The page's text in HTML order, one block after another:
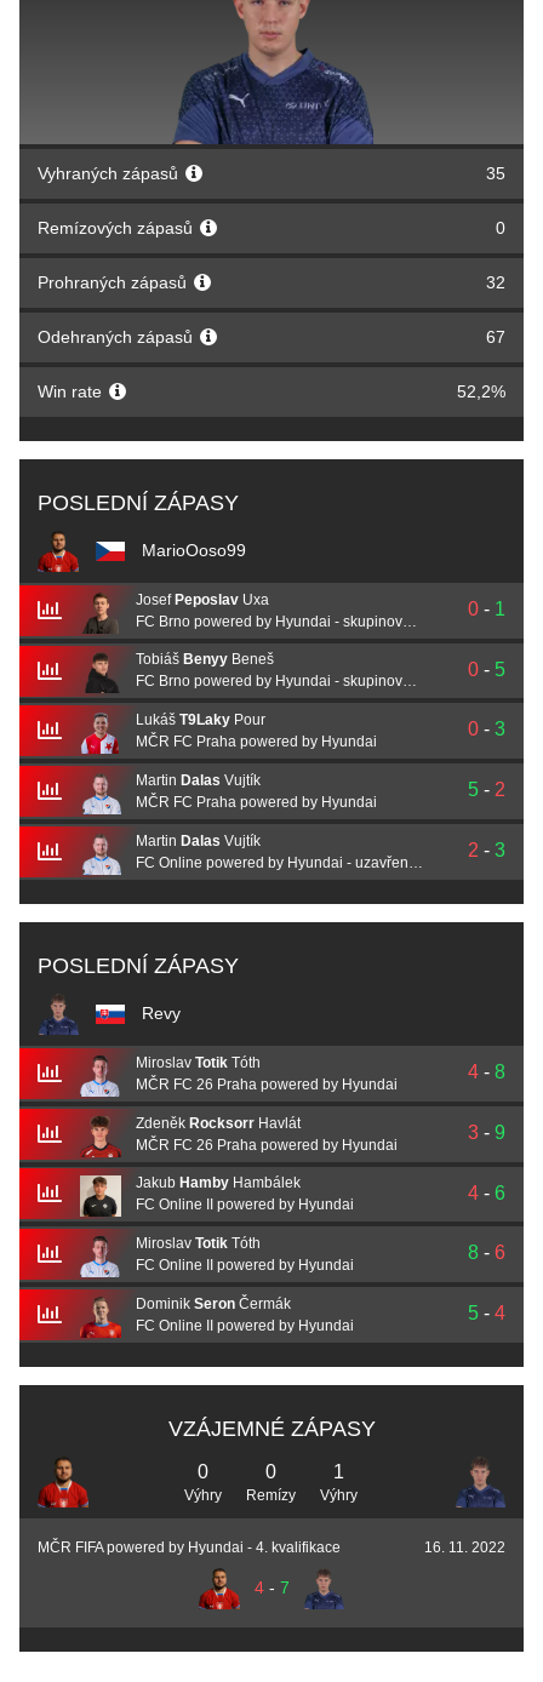
Vyhraných zápasů 35
Remízových zápasů 0
Prohraných zápasů 32
Odehraných zápasů 67
Win rate 52,2%
POSLEDNÍ ZÁPASY
MarioOoso99
JosefPeposlavUxa
FC Brno powered by Hyundai - skupinová fáze
0 - 1
Tobiáš BenyyBeneš
FC Brno powered by Hyundai - skupinová fáze
0 - 5
Lukáš T9LakyPour
MČR FC Praha powered by Hyundai
0 - 3
Martin Dalas Vujtík
MČR FC Praha powered by Hyundai
5 - 2
Martin Dalas Vujtík
FC Online powered by Hyundai - uzavřená kvalifikace
2 - 3
POSLEDNÍ ZÁPASY
Revy
Miroslav TotikTóth
MČR FC 26 Praha powered by Hyundai
4 - 8
Zdeněk RocksorrHavlát
MČR FC 26 Praha powered by Hyundai
3 - 9
Jakub HambyHambálek
FC Online II powered by Hyundai
4 - 6
Miroslav TotikTóth
FC Online II powered by Hyundai
8 - 6
Dominik SeronČermák
FC Online II powered by Hyundai
5 - 4
VZÁJEMNÉ ZÁPASY
0
Výhry
0
Remízy
1
Výhry
MČR FIFA powered by Hyundai - 4. kvalifikace 16. 11. 2022
4- 7